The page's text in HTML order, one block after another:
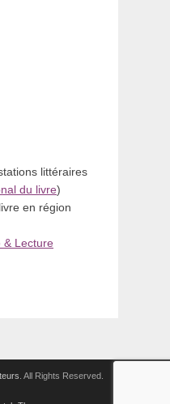
littéraires
du livre)
en région
& Lecture
. All Rights Reserved.